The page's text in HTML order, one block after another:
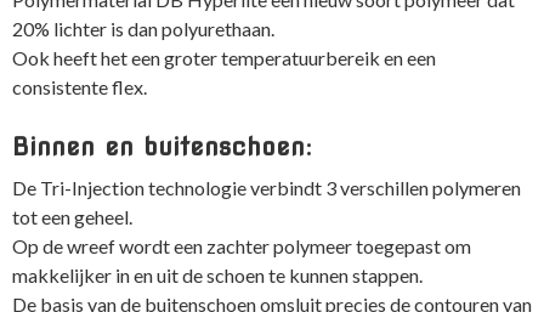
20% lichter is dan polyurethaan.
Ook heeft het een groter temperatuurbereik en een
consistente flex.
Binnen en buitenschoen:
De Tri-Injection technologie verbindt 3 verschillen polymeren
tot een geheel.
Op de wreef wordt een zachter polymeer toegepast om
makkelijker in en uit de schoen te kunnen stappen.
De basis van de buitenschoen omsluit precies de contouren van